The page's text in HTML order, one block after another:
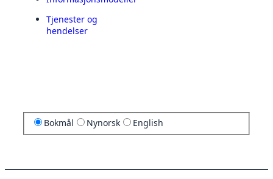
Tjenester og
hendelser
Bokmål Nynorsk English